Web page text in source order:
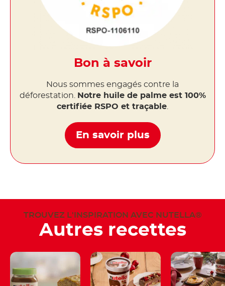
Bon à savoir
Nous sommes engagés contre la
déforestation.
Notre huile de palme est 100%
certifiée RSPO et traçable
En savoir plus
TROUVEZ L'INSPIRATION AVEC NUTELLA®
Autres recettes